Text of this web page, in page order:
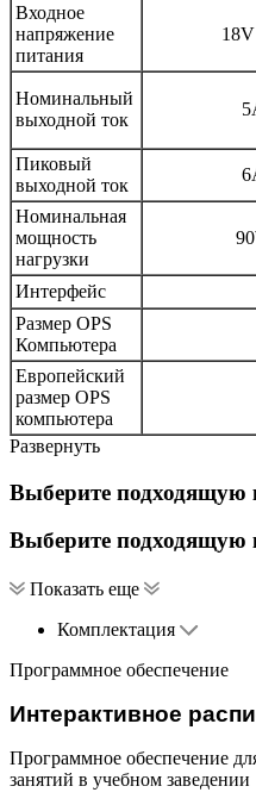
Входное
напряжение
питания
Номинальный
выходной ток
Пиковый
выходной ток
Номинальная
мощность
нагрузки
Интерфейс
Размер OPS
Компьютера
Европейский
размер OPS
компьютера
Развернуть
Выберите подходящую
Выберите подходящую
Показать еще
Комплектация
Программное обеспечение
Интерактивное
Программное обеспечение
занятий в учебном заведении